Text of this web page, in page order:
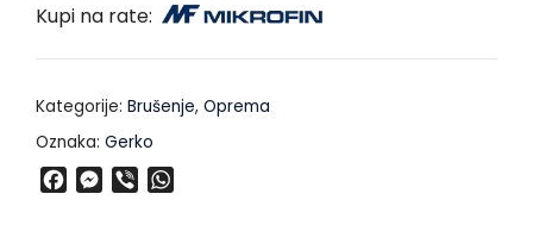
Kupi na rate:
Kategorije: Brušenje, Oprema
Oznaka: Gerko
M